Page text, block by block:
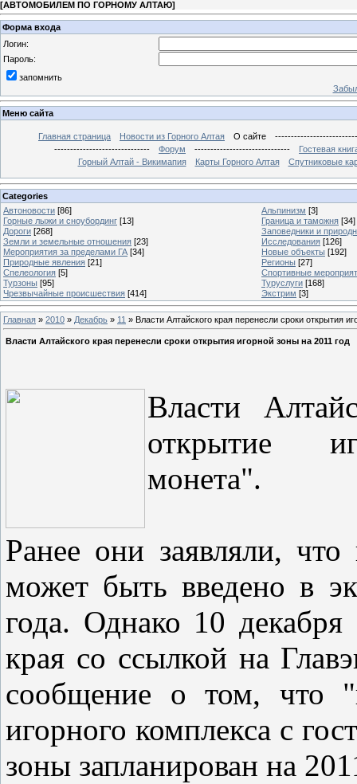
[АВТОМОБИЛЕМ ПО ГОРНОМУ АЛТАЮ]
Форма входа
Логин:
Пароль:
запомнить
Меню сайта
Главная страница Новости из Горного Алтая О сайте
------------------------------
Форум ------------------------------
Гостевая
Горный Алтай - Викимапия
Карты Горного Алтая Спутниковые
Categories
Автоновости [86] Альпинизм [3]
Горные лыжи и сноубординг [13] Граница и таможня [34]
Дороги [268]
Заповедники и
Земли и земельные отношения [23] Исследования [126]
Мероприятия за пределами ГА [34] Новые объекты [192]
Природные явления [21] Регионы [27]
Спелеология [5]
Спортивные
Турзоны [95] Туруслуги [168]
Чрезвычайные происшествия [414] Экстрим [3]
Главная » 2010 » Декабрь » 11 » Власти Алтайского края перенесли сроки открытия
Власти Алтайского края перенесли сроки открытия игорной зоны на 2011 год
Власти
открытие
монета".
Ранее они заявляли,
может быть введено в
года. Однако 10
края со ссылкой на
сообщение о том, что
игорного комплекса с
зоны запланирован на